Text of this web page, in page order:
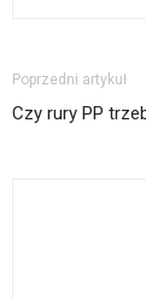
Poprzedni artykuł
Czy rury PP